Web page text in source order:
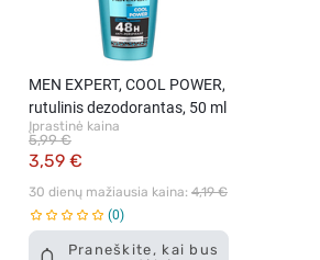
Praneškite, kai bus
MEN EXPERT, COOL POWER,
rutulinis dezodorantas, 50 ml
Įprastinė kaina
3,59 €
5,99 €
30 dienų mažiausia kaina: 4,19 €
0